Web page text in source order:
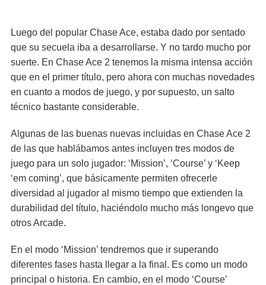
Luego del popular Chase Ace, estaba dado por sentado
que su secuela iba a desarrollarse. Y no tardo mucho por
suerte. En Chase Ace 2 tenemos la misma intensa acción
que en el primer título, pero ahora con muchas novedades
en cuanto a modos de juego, y por supuesto, un salto
técnico bastante considerable.
Algunas de las buenas nuevas incluidas en Chase Ace 2
de las que hablábamos antes incluyen tres modos de
juego para un solo jugador: ‘Mission’, ‘Course’ y ‘Keep
‘em coming’, que básicamente permiten ofrecerle
diversidad al jugador al mismo tiempo que extienden la
durabilidad del título, haciéndolo mucho más longevo que
otros Arcade.
En el modo ‘Mission’ tendremos que ir superando
diferentes fases hasta llegar a la final. Es como un modo
principal o historia. En cambio, en el modo ‘Course’